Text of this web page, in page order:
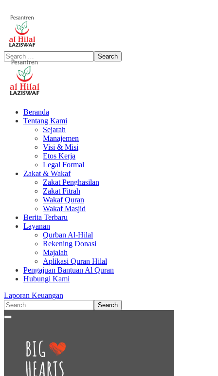
Beranda
Tentang Kami
Sejarah
Manajemen
Visi & Misi
Etos Kerja
Legal Formal
Zakat & Wakaf
Zakat Penghasilan
Zakat Fitrah
Wakaf Quran
Wakaf Masjid
Berita Terbaru
Layanan
Qurban Al-Hilal
Rekening Donasi
Majalah
Aplikasi Quran Hilal
Pengajuan Bantuan Al Quran
Hubungi Kami
Laporan Keuangan